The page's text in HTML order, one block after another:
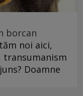
borcan
noi aici,
transumanism
Doamne